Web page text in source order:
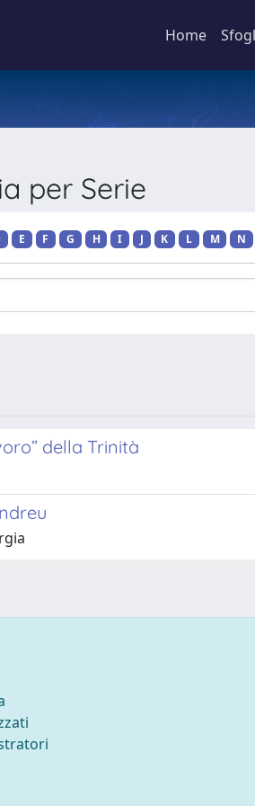
Home
per Serie
E F G H I J K L M N
della Trinità